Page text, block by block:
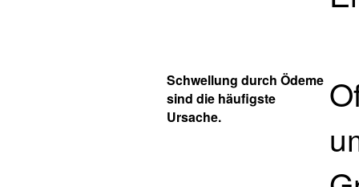
Schwellung durch Ödeme
sind die häufigste
Ursache.